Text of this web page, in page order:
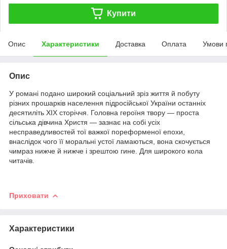
Купити
Опис Характеристики Доставка Оплата Умови
Опис
У романі подано широкий соціальний зріз життя й побуту
різних прошарків населення підросійської України останніх
десятиліть ХІХ сторіччя. Головна героїня твору — проста
сільська дівчина Христя — зазнає на собі усіх
несправедливостей тої важкої пореформеної епохи,
внаслідок чого її моральні устої ламаються, вона скочується
чимраз нижче й нижче і зрештою гине. Для широкого кола
читачів.
Приховати
Характеристики